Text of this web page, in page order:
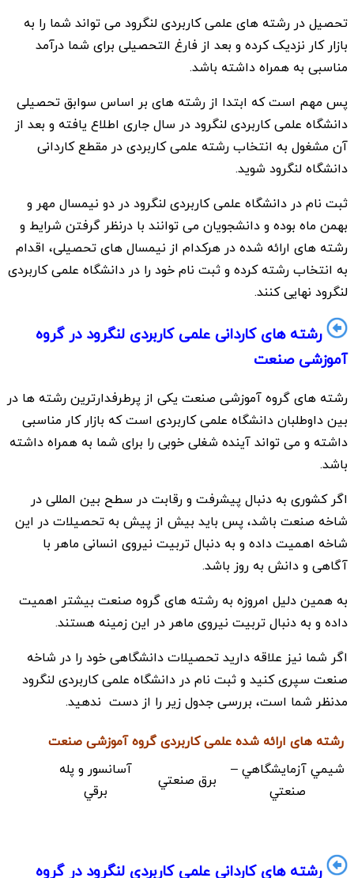
تحصیل در رشته های علمی کاربردی لنگرود می تواند شما را به
بازار کار نزدیک کرده و بعد از فارغ التحصیلی برای شما درآمد
مناسبی به همراه داشته باشد.
پس مهم است که ابتدا از رشته های بر اساس سوابق تحصیلی
دانشگاه علمی کاربردی لنگرود در سال جاری اطلاع یافته و بعد از
آن مشغول به انتخاب رشته علمی کاربردی در مقطع کاردانی
دانشگاه لنگرود شوید.
ثبت نام در دانشگاه علمی کاربردی لنگرود در دو نیمسال مهر و
بهمن ماه بوده و دانشجویان می توانند با درنظر گرفتن شرایط و
رشته های ارائه شده در هرکدام از نیمسال های تحصیلی، اقدام
به انتخاب رشته کرده و ثبت نام خود را در دانشگاه علمی کاربردی
لنگرود نهایی کنند.
رشته های کاردانی علمی کاربردی لنگرود در گروه
آموزشی صنعت
رشته های گروه آموزشی صنعت یکی از پرطرفدارترین رشته ها در
بین داوطلبان دانشگاه علمی کاربردی است که بازار کار مناسبی
داشته و می تواند آینده شغلی خوبی را برای شما به همراه داشته
باشد.
اگر کشوری به دنبال پیشرفت و رقابت در سطح بین المللی در
شاخه صنعت باشد، پس باید بیش از پیش به تحصیلات در این
شاخه اهمیت داده و به دنبال تربیت نیروی انسانی ماهر با
آگاهی و دانش به روز باشد.
به همین دلیل امروزه به رشته های گروه صنعت بیشتر اهمیت
داده و به دنبال تربیت نیروی ماهر در این زمینه هستند.
اگر شما نیز علاقه دارید تحصیلات دانشگاهی خود را در شاخه
صنعت سپری کنید و ثبت نام در دانشگاه علمی کاربردی لنگرود
مدنظر شما است، بررسی جدول زیر را از دست ندهید.
رشته های ارائه شده علمی کاربردی گروه آموزشی صنعت
شيمي آزمايشگاهي –
صنعتي
برق صنعتي
آسانسور و پله
برقي
رشته های کاردانی علمی کاربردی لنگرود در گروه